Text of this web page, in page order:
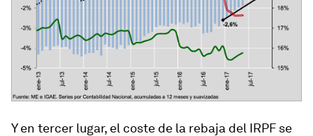
Y en tercer lugar, el coste de la rebaja del IRPF se